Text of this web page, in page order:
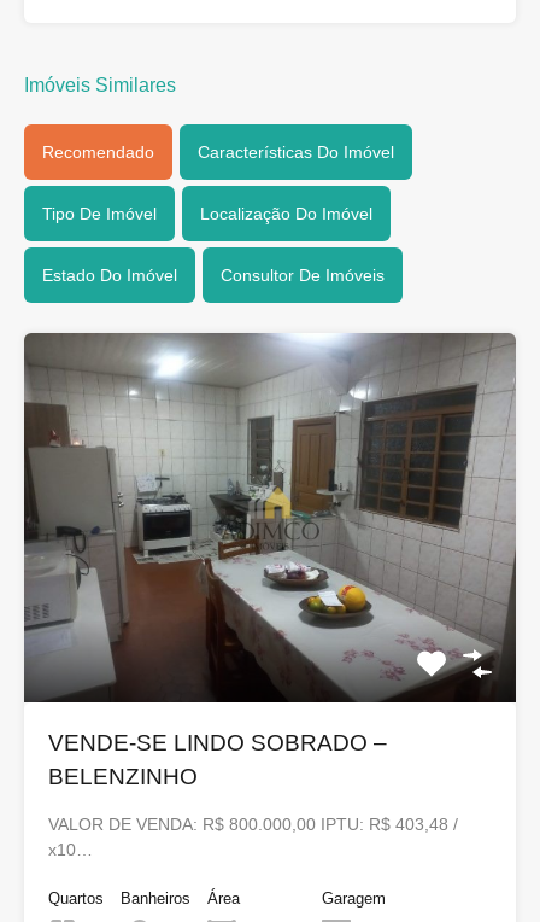
Imóveis Similares
Recomendado Características Do Imóvel
Tipo De Imóvel Localização Do Imóvel
Estado Do Imóvel Consultor De Imóveis
VENDE-SE LINDO SOBRADO –
BELENZINHO
VALOR DE VENDA: R$ 800.000,00 IPTU: R$ 403,48 /
x10…
Quartos Banheiros Área Garagem